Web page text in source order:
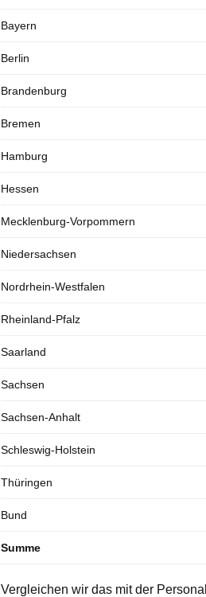
Bayern
Berlin
Brandenburg
Bremen
Hamburg
Hessen
Mecklenburg-Vorpommern
Niedersachsen
Nordrhein-Westfalen
Rheinland-Pfalz
Saarland
Sachsen
Sachsen-Anhalt
Schleswig-Holstein
Thüringen
Bund
Summe
Vergleichen wir das mit der